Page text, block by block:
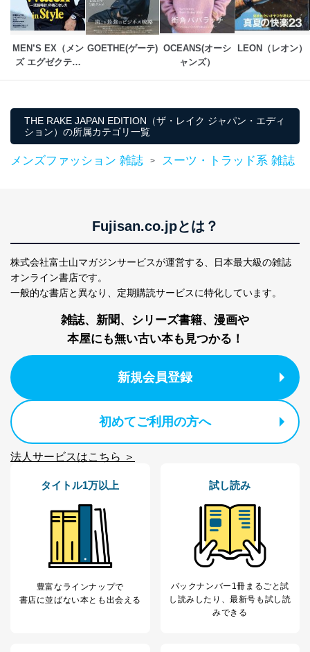
りです。
No
個人情報の種類 利用目的
商品代金回収のため
ｅメール等による商品、サービ
ス、キャンペーン等の広告の案内
個人が特定できない形で取得した
閲覧履歴や購買履歴等の情報を分
析して、趣味・嗜好に
応じた新商品・サービスに関する
広告のため
3
Aサービス利用者
の確認のため
ため
ス、キャンペーン等の広告に関す
採用応募者の方の
個人情報
採用選考、ご連絡のため
5
当社の従業者の個
人事、総務などの雇用管理等のた
パートナー（提携
企業）からの委託
により当社の
定期購読サービス
等をご利用の方の
購入商品配送のため
提携企業及びお客様がご購入され
た商品の発売元企業からのｅメー
ル等による商品、
サービス、キャンペーン等の広告
SNS公式アカウン
の個人情報
お問い合わせ対応、トラブル対
処、オペレーター教育など応対品
その他当社のプライバシーポリシ
ー等にて公表する利用目的達成の
※上記の利用目的のうちNo.1～5については保有個人デ
開示等のご請求に対応させていただきます。
なお、6、7については、パートナー（提携企業）様又は
各SNS運営会社様にご請求いただきますようお願い致し
MEN’S EX（メン
ズ エグゼクティ
GOETHE(ゲーテ) OCEANS(オーシ
ャンズ）
LEON（レオン）
THE RAKE JAPAN EDITION（ザ・レイク ジャパン・エディ
ション）の所属カテゴリ一覧
メンズファッション 雑誌 > スーツ・トラッド系 雑誌
Fujisan.co.jpとは？
株式会社富士山マガジンサービスが運営する、
日本最大級の雑誌
オンライン書店です。
一般的な書店と異なり、 定期購読サービスに特化しています。
雑誌、新聞、シリーズ書籍、漫画や
本屋にも無い古い本も見つかる！
新規会員登録
初めてご利用の方へ
法人サービスはこちら ＞
タイトル1万以上
豊富なラインナップで
書店に並ばない本とも出会える
試し読み
バックナンバー1冊まるごと試
し読み したり、最新号も試し読
みできる